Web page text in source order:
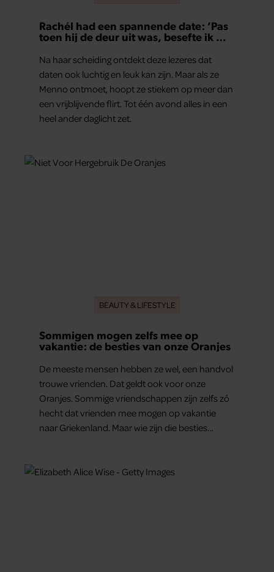
Rachél had een spannende date: ‘Pas
toen hij de deur uit was, besefte ik wat
Na haar scheiding ontdekt deze lezeres dat
daten ook luchtig en leuk kan zijn. Maar als ze
Menno ontmoet, hoopt ze stiekem op meer dan
een vrijblijvende flirt. Tot één avond alles in een
heel ander daglicht zet.
BEAUTY & LIFESTYLE
Sommigen mogen zelfs mee op
vakantie: de besties van onze Oranjes
De meeste mensen hebben ze wel, een handvol
trouwe vrienden. Dat geldt ook voor onze
Oranjes. Sommige vriendschappen zijn zelfs zó
hecht dat vrienden mee mogen op vakantie
naar Griekenland. Maar wie zijn die besties